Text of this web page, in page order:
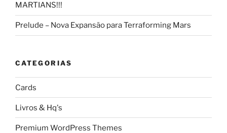
MARTIANS!!!
Prelude – Nova Expansão para Terraforming Mars
CATEGORIAS
Cards
Livros & Hq's
Premium WordPress Themes